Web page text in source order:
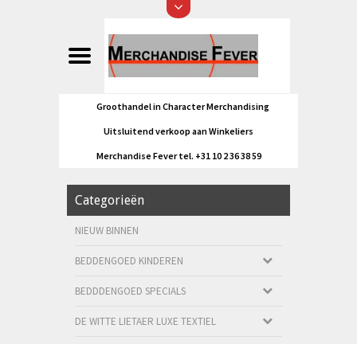
Groothandel in Character Merchandising
Uitsluitend verkoop aan Winkeliers
Merchandise Fever tel. +31 10 2 36 38 59
Categorieën
NIEUW BINNEN
BEDDENGOED KINDEREN
BEDDDENGOED SPECIALS
DE WITTE LIETAER LUXE TEXTIEL